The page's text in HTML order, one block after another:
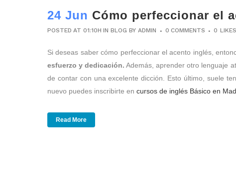
24 Jun Cómo perfeccionar el
POSTED AT 01:10H INBLOG BYADMIN 0 COMMENTS 0 LIKES
Si deseas saber cómo perfeccionar el acento inglés,
esfuerzo y dedicación. Además, aprender otro lenguaje
de contar con una excelente dicción. Esto último, suele
nuevo puedes inscribirte en cursos de inglés Básico en
Read More